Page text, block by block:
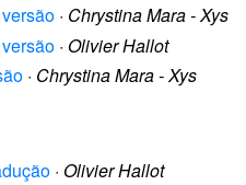
· Chrystina Mara - Xys
· Olivier Hallot
· Chrystina Mara - Xys
· Olivier Hallot